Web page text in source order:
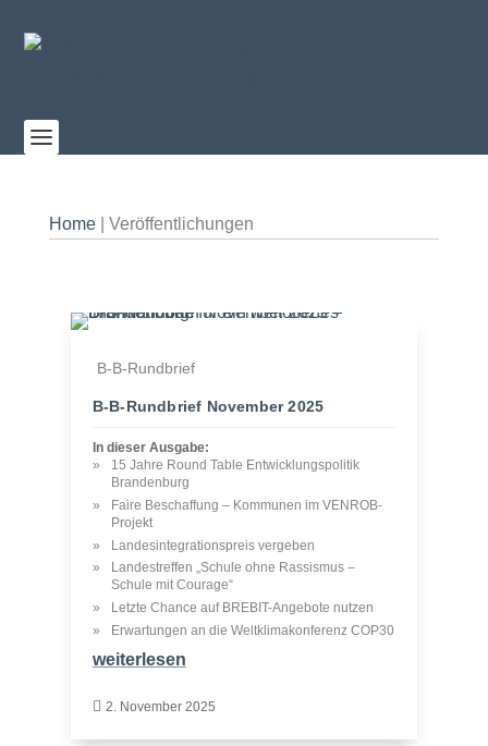
Home| Veröffentlichungen
B-B-Rundbrief
B‑B-Rundbrief November 2025
In dieser Ausgabe:
15 Jahre Round Table Entwicklungspolitik
Brandenburg
Faire Beschaffung – Kommunen im VENROB-
Projekt
Landesintegrationspreis vergeben
Landestreffen „Schule ohne Rassismus –
Schule mit Courage“
Letzte Chance auf BREBIT-Angebote nutzen
Erwartungen an die Weltklimakonferenz COP30
weiterlesen
 2. November 2025